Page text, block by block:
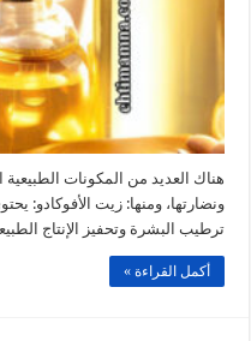
هناك العديد من المكونات
ونضارتها، ومنها: زيت الأفوكادو:
ترطيب البشرة وتحفيز الإنتاج
أكمل القراءة »